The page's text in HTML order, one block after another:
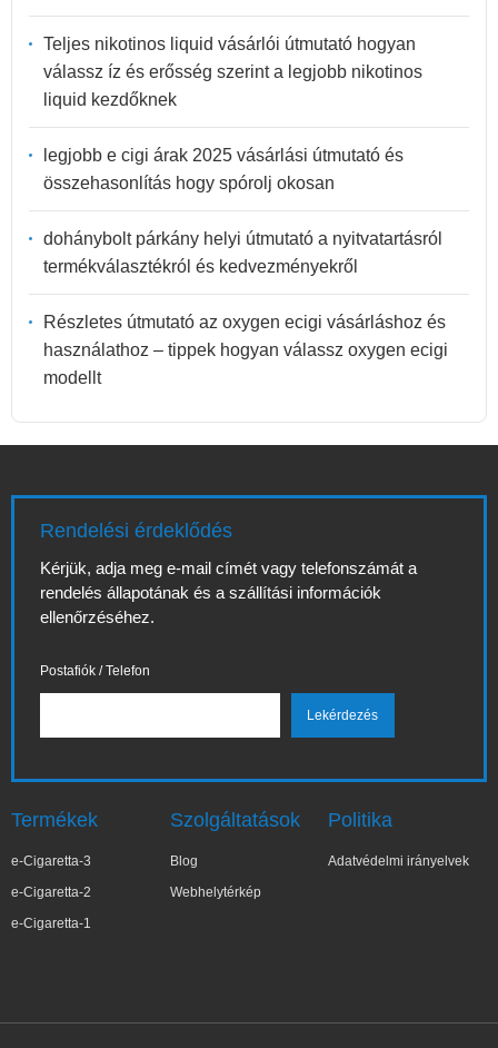
Teljes nikotinos liquid vásárlói útmutató hogyan
válassz íz és erősség szerint a legjobb nikotinos
liquid kezdőknek
legjobb e cigi árak 2025 vásárlási útmutató és
összehasonlítás hogy spórolj okosan
dohánybolt párkány helyi útmutató a nyitvatartásról
termékválasztékról és kedvezményekről
Részletes útmutató az oxygen ecigi vásárláshoz és
használathoz – tippek hogyan válassz oxygen ecigi
modellt
Rendelési érdeklődés
Kérjük, adja meg e-mail címét vagy telefonszámát a
rendelés állapotának és a szállítási információk
ellenőrzéséhez.
Postafiók / Telefon
Termékek
e-Cigaretta-3
e-Cigaretta-2
e-Cigaretta-1
Szolgáltatások
Blog
Webhelytérkép
Politika
Adatvédelmi irányelvek